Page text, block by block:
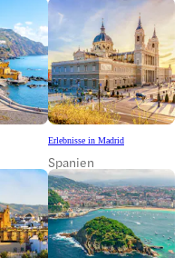
Erlebnisse in Madrid
Spanien